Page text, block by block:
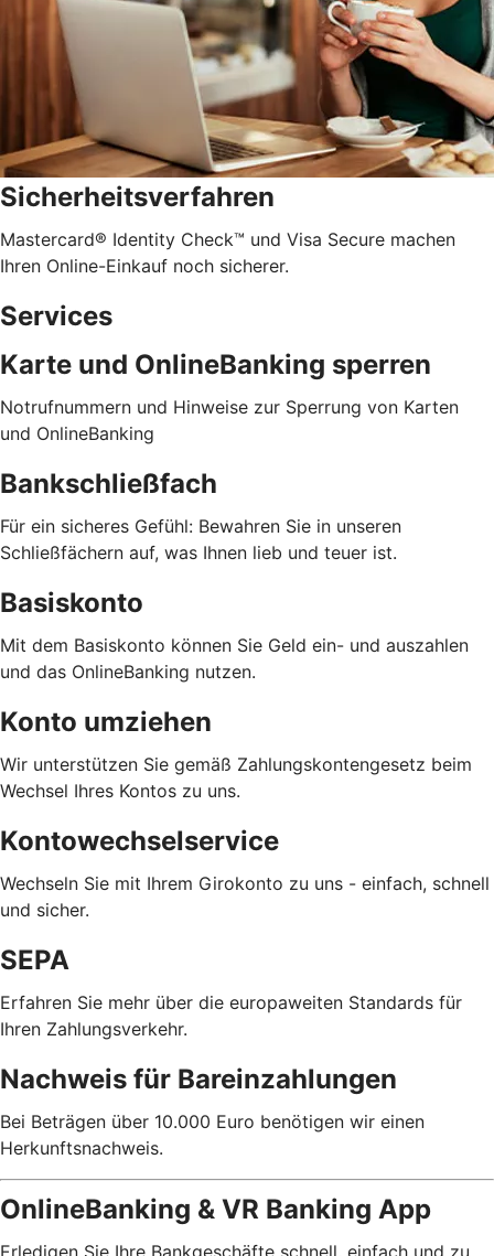
Sicherheitsverfahren
Mastercard® Identity Check™ und Visa Secure machen
Ihren Online-Einkauf noch sicherer.
Services
Karte und OnlineBanking sperren
Notrufnummern und Hinweise zur Sperrung von Karten
und OnlineBanking
Bankschließfach
Für ein sicheres Gefühl: Bewahren Sie in unseren
Schließfächern auf, was Ihnen lieb und teuer ist.
Basiskonto
Mit dem Basiskonto können Sie Geld ein- und auszahlen
und das OnlineBanking nutzen.
Konto umziehen
Wir unterstützen Sie gemäß Zahlungskontengesetz beim
Wechsel Ihres Kontos zu uns.
Kontowechselservice
Wechseln Sie mit Ihrem Girokonto zu uns - einfach, schnell
und sicher.
SEPA
Erfahren Sie mehr über die europaweiten Standards für
Ihren Zahlungsverkehr.
Nachweis für Bareinzahlungen
Bei Beträgen über 10.000 Euro benötigen wir einen
Herkunftsnachweis.
OnlineBanking & VR Banking App
Erledigen Sie Ihre Bankgeschäfte schnell, einfach und zu